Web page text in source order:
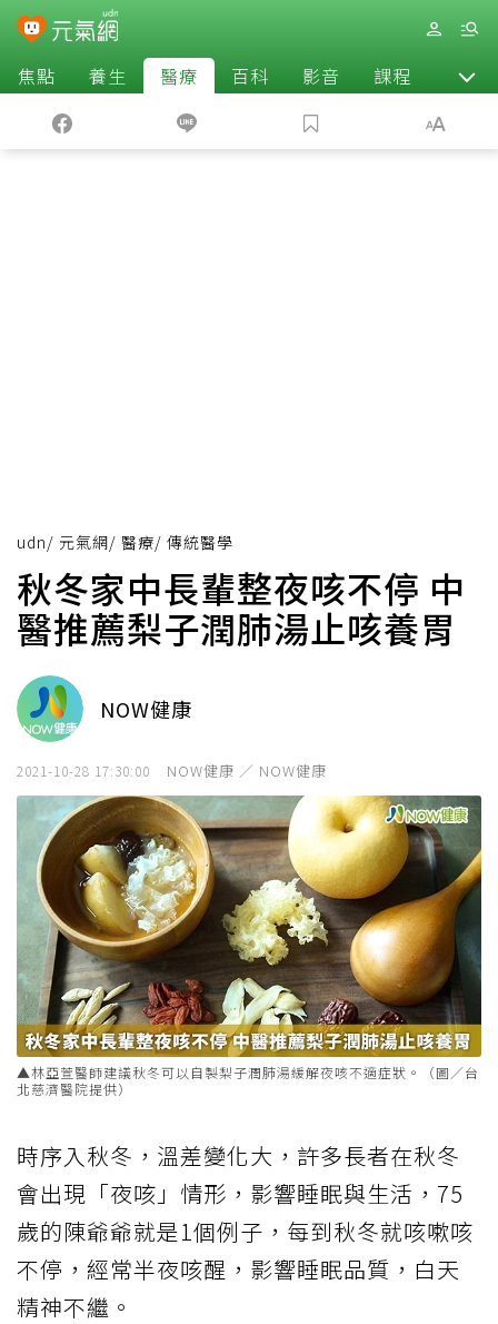
焦點 養生 醫療 百科 影音 課程 退休
udn/ 元氣網/ 醫療/ 傳統醫學
秋冬家中長輩整夜咳不停 中
醫推薦梨子潤肺湯止咳養胃
NOW健康
2021-10-28 17:30:00 NOW健康 ／ NOW健康
▲林亞萱醫師建議秋冬可以自製梨子潤肺湯緩解夜咳不適症狀。（圖／台
北慈濟醫院提供）
時序入秋冬，溫差變化大，許多長者在秋冬
會出現「夜咳」情形，影響睡眠與生活，75
歲的陳爺爺就是1個例子，每到秋冬就咳嗽咳
不停，經常半夜咳醒，影響睡眠品質，白天
精神不繼。